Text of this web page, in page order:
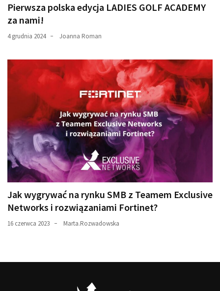
Pierwsza polska edycja LADIES GOLF ACADEMY
za nami!
4 grudnia 2024 Joanna Roman
Jak wygrywać na rynku SMB z Teamem Exclusive
Networks i rozwiązaniami Fortinet?
16 czerwca 2023 Marta.Rozwadowska